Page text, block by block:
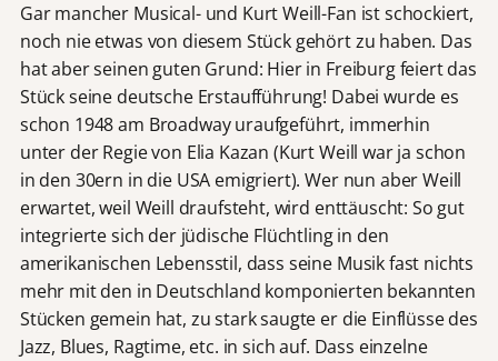
Gar mancher Musical- und Kurt Weill-Fan ist schockiert,
noch nie etwas von diesem Stück gehört zu haben. Das
hat aber seinen guten Grund: Hier in Freiburg feiert das
Stück seine deutsche Erstaufführung! Dabei wurde es
schon 1948 am Broadway uraufgeführt, immerhin
unter der Regie von Elia Kazan (Kurt Weill war ja schon
in den 30ern in die USA emigriert). Wer nun aber Weill
erwartet, weil Weill draufsteht, wird enttäuscht: So gut
integrierte sich der jüdische Flüchtling in den
amerikanischen Lebensstil, dass seine Musik fast nichts
mehr mit den in Deutschland komponierten bekannten
Stücken gemein hat, zu stark saugte er die Einflüsse des
Jazz, Blues, Ragtime, etc. in sich auf. Dass einzelne